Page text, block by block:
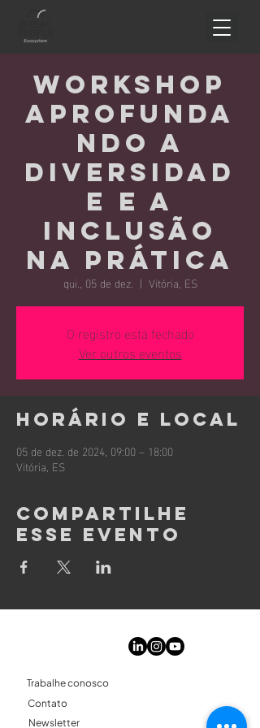
Workshop
Aprofunda
ndo a
Diversidad
e e a
Inclusão
na prática
qui., 05 de dez.
  |
Vitória, ES
O registro está fechado
Ver outros eventos
Horário e local
05 de dez. de 2024, 09:00 – 18:00
Vitória, ES
Compartilhe
esse evento
Trabalhe conosco
Contato
Newsletter